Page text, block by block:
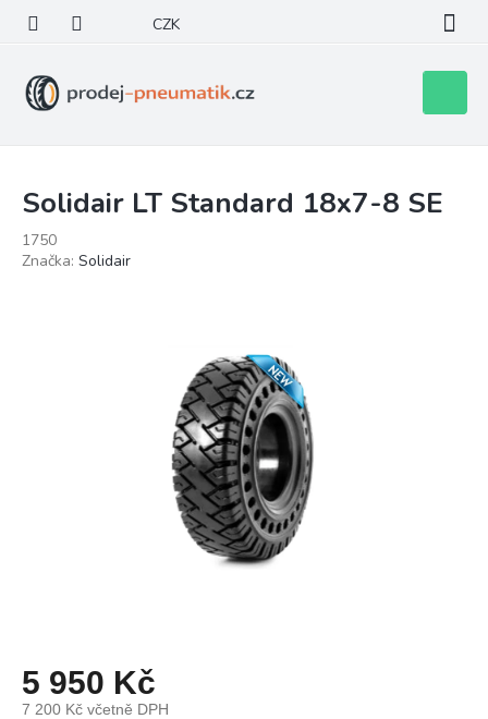
obsah
CZK
košík
Solidair LT Standard 18x7-8 SE
1750
Značka: Solidair
5 950 Kč
7 200 Kč včetně DPH